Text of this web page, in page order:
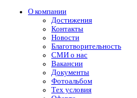
О компании
Достижения
Контакты
Новости
Благотворительность
СМИ о нас
Вакансии
Документы
Фотоальбом
Тех условия